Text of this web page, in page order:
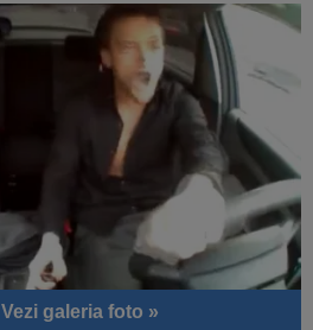
Vezi galeria foto »